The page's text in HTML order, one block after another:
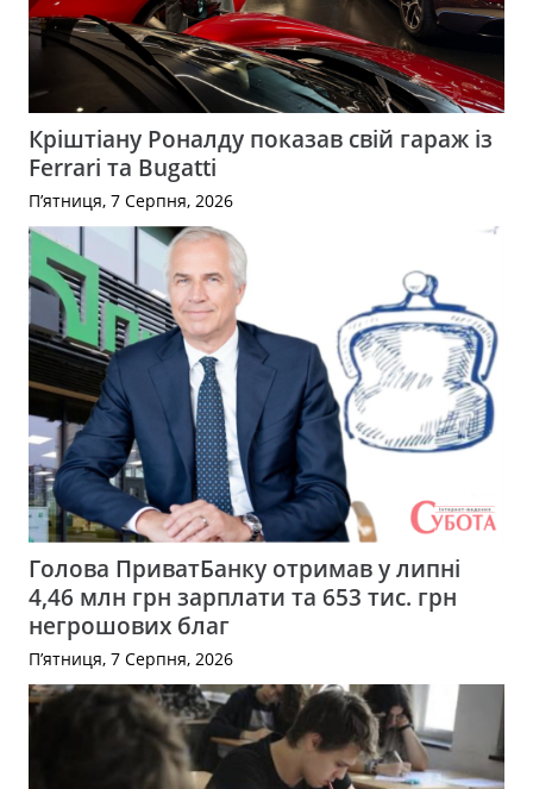
Кріштіану Роналду показав свій гараж із
Ferrari та Bugatti
П’ятниця, 7 Серпня, 2026
Голова ПриватБанку отримав у липні
4,46 млн грн зарплати та 653 тис. грн
негрошових благ
П’ятниця, 7 Серпня, 2026